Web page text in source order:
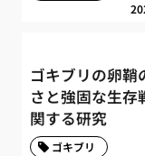
ゴキブリの卵鞘
さと強固な生存
関する研究
ゴキブリ